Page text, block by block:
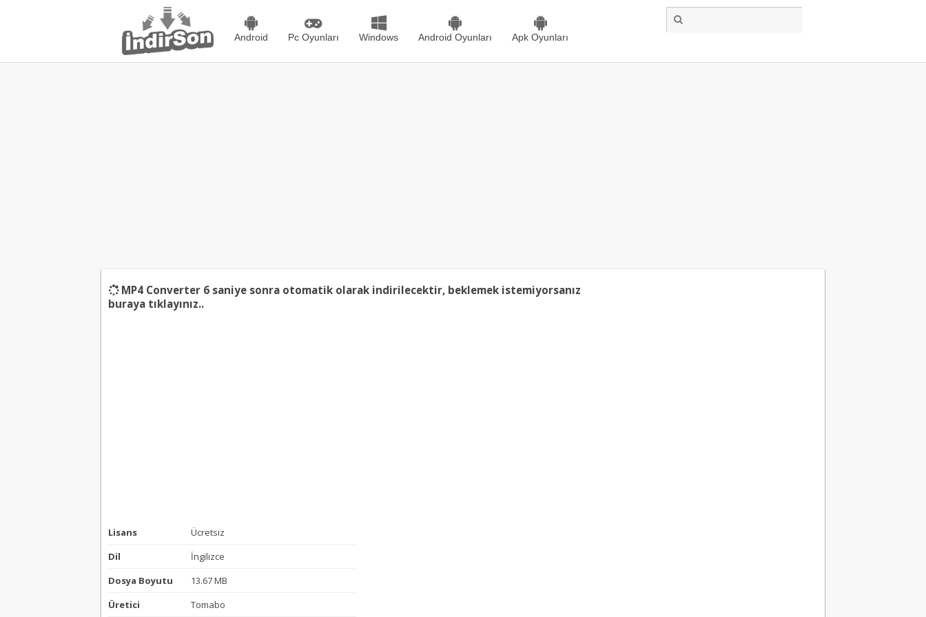
Android Pc Oyunları Windows Android Oyunları Apk Oyunları
MP4 Converter 6 saniye sonra otomatik olarak indirilecektir, beklemek istemiyorsanız
buraya tıklayınız..
Lisans
Ücretsiz
Dil
İngilizce
Dosya Boyutu
13.67 MB
Üretici
Tomabo